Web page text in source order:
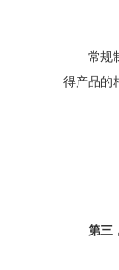
常规制
得产品的
第三，